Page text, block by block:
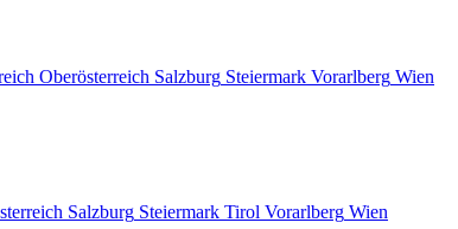
Oberösterreich Salzburg Steiermark Vorarlberg Wien
Salzburg Steiermark Tirol Vorarlberg Wien